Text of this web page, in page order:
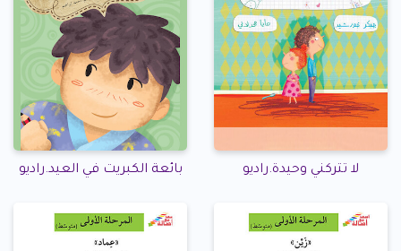
لا تتركني وحيدة.راديو بائعة الكبريت في العيد.راديو